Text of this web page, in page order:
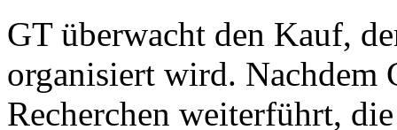
GT überwacht den Kauf,
organisiert wird. Nachdem
Recherchen weiterführt,